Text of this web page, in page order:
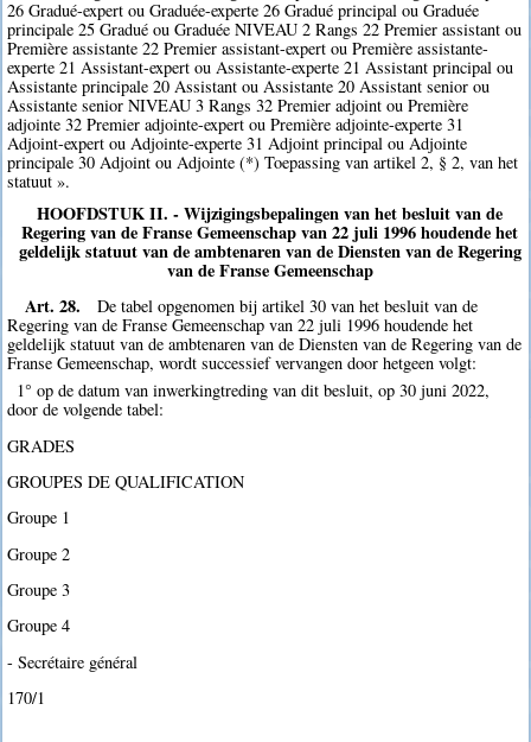
26 Gradué-expert ou Graduée-experte 26 Gradué principal ou Graduée
principale 25 Gradué ou Graduée NIVEAU 2 Rangs 22 Premier assistant ou
Première assistante 22 Premier assistant-expert ou Première assistante-
experte 21 Assistant-expert ou Assistante-experte 21 Assistant principal ou
Assistante principale 20 Assistant ou Assistante 20 Assistant senior ou
Assistante senior NIVEAU 3 Rangs 32 Premier adjoint ou Première
adjointe 32 Premier adjointe-expert ou Première adjointe-experte 31
Adjoint-expert ou Adjointe-experte 31 Adjoint principal ou Adjointe
principale 30 Adjoint ou Adjointe (*) Toepassing van artikel 2, § 2, van het
statuut ».
HOOFDSTUK II. - Wijzigingsbepalingen van het besluit van de
Regering van de Franse Gemeenschap van 22 juli 1996 houdende het
geldelijk statuut van de ambtenaren van de Diensten van de Regering
van de Franse Gemeenschap
Art. 28.
De tabel opgenomen bij artikel 30 van het besluit van de
Regering van de Franse Gemeenschap van 22 juli 1996 houdende het
geldelijk statuut van de ambtenaren van de Diensten van de Regering van de
Franse Gemeenschap, wordt successief vervangen door hetgeen volgt:
1° op de datum van inwerkingtreding van dit besluit, op 30 juni 2022,
door de volgende tabel:
GRADES
GROUPES DE QUALIFICATION
Groupe 1
Groupe 2
Groupe 3
Groupe 4
- Secrétaire général
170/1